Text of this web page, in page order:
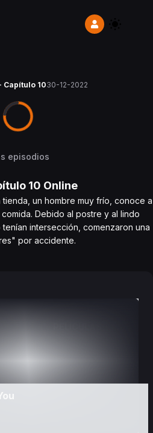
Capítulo 1030-12-2022
episodios
10 Online
un hombre muy frío, conoce a
Debido al postre y al lindo
intersección, comenzaron una
por accidente.